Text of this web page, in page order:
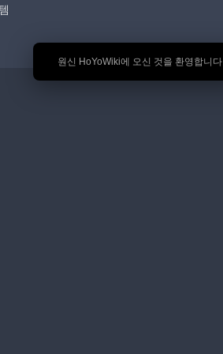
🎉 원신 HoYoWiki에 오신 것을 환영합니다